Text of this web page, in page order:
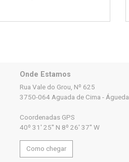
Onde Estamos
Rua Vale do Grou, Nº 625
3750-064 Aguada de Cima - Águeda
Coordenadas GPS
40º 31' 25'' N 8º 26' 37'' W
Como chegar